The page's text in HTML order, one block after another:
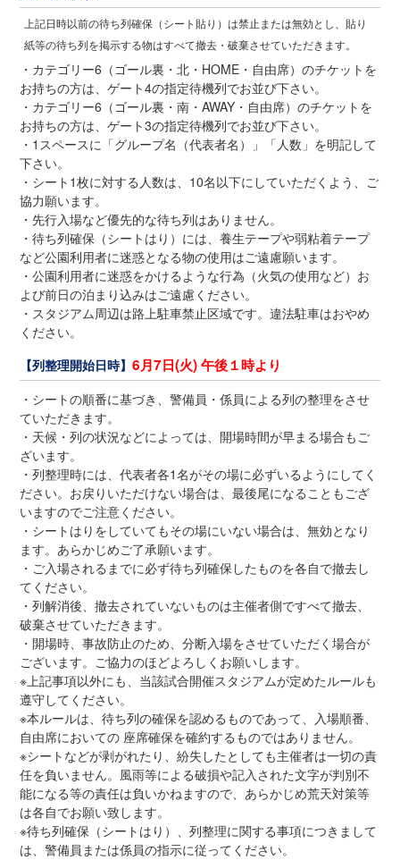
上記日時以前の待ち列確保（シート貼り）は禁止または無効とし、貼り
紙等の待ち列を掲示する物はすべて撤去・破棄させていただきます。
・カテゴリー6（ゴール裏・北・HOME・自由席）のチケットを
お持ちの方は、ゲート4の指定待機列でお並び下さい。
・カテゴリー6（ゴール裏・南・AWAY・自由席）のチケットを
お持ちの方は、ゲート3の指定待機列でお並び下さい。
・1スペースに「グループ名（代表者名）」「人数」を明記して
下さい。
・シート1枚に対する人数は、10名以下にしていただくよう、ご
協力願います。
・先行入場など優先的な待ち列はありません。
・待ち列確保（シートはり）には、養生テープや弱粘着テープ
など公園利用者に迷惑となる物の使用はご遠慮願います。
・公園利用者に迷惑をかけるような行為（火気の使用など）お
よび前日の泊まり込みはご遠慮ください。
・スタジアム周辺は路上駐車禁止区域です。違法駐車はおやめ
ください。
【列整理開始日時】6月7日(火) 午後１時より
・シートの順番に基づき、警備員・係員による列の整理をさせ
ていただきます。
・天候・列の状況などによっては、開場時間が早まる場合もご
ざいます。
・列整理時には、代表者各1名がその場に必ずいるようにしてく
ださい。お戻りいただけない場合は、最後尾になることもござ
いますのでご注意ください。
・シートはりをしていてもその場にいない場合は、無効となり
ます。あらかじめご了承願います。
・ご入場されるまでに必ず待ち列確保したものを各自で撤去し
てください。
・列解消後、撤去されていないものは主催者側ですべて撤去、
破棄させていただきます。
・開場時、事故防止のため、分断入場をさせていただく場合が
ございます。ご協力のほどよろしくお願いします。
※上記事項以外にも、当該試合開催スタジアムが定めたルールも
遵守してください。
※本ルールは、待ち列の確保を認めるものであって、入場順番、
自由席においての 座席確保を確約するものではありません。
※シートなどが剥がれたり、紛失したとしても主催者は一切の責
任を負いません。風雨等による破損や記入された文字が判別不
能になる等の責任は負いかねますので、あらかじめ荒天対策等
は各自でお願い致します。
※待ち列確保（シートはり）、列整理に関する事項につきまして
は、警備員または係員の指示に従ってください。